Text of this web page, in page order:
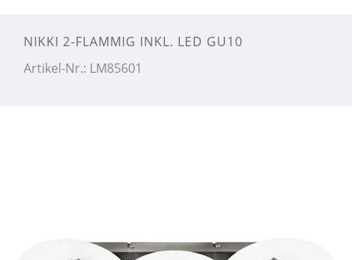
NIKKI 2-FLAMMIG INKL. LED GU10
Artikel-Nr.: LM85601